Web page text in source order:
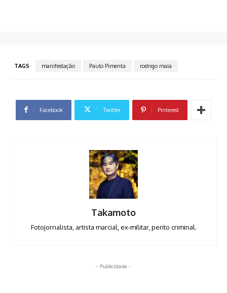
TAGS manifestação Paulo Pimenta rodrigo maia
Facebook Twitter Pinterest
Takamoto
Fotojornalista, artista marcial, ex-militar, perito criminal.
- Publicidade -